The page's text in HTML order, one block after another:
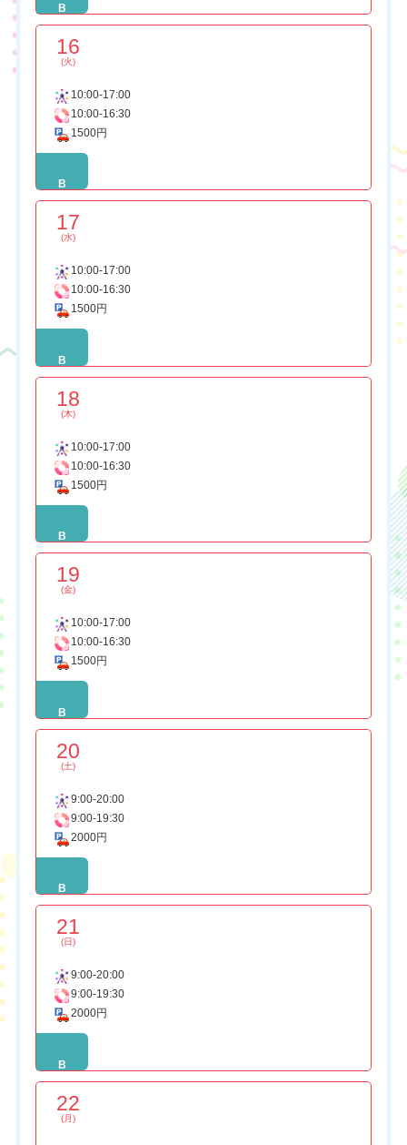
B
16
(火)
10:00-17:00
10:00-16:30
1500円
B
17
(水)
10:00-17:00
10:00-16:30
1500円
B
18
(木)
10:00-17:00
10:00-16:30
1500円
B
19
(金)
10:00-17:00
10:00-16:30
1500円
B
20
(土)
9:00-20:00
9:00-19:30
2000円
B
21
(日)
9:00-20:00
9:00-19:30
2000円
B
22
(月)